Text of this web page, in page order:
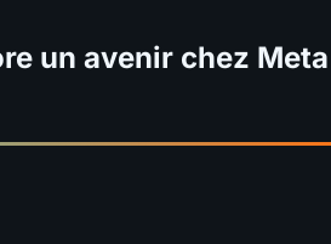
un avenir chez Meta